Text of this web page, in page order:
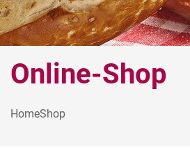
Online-Shop
HomeShop